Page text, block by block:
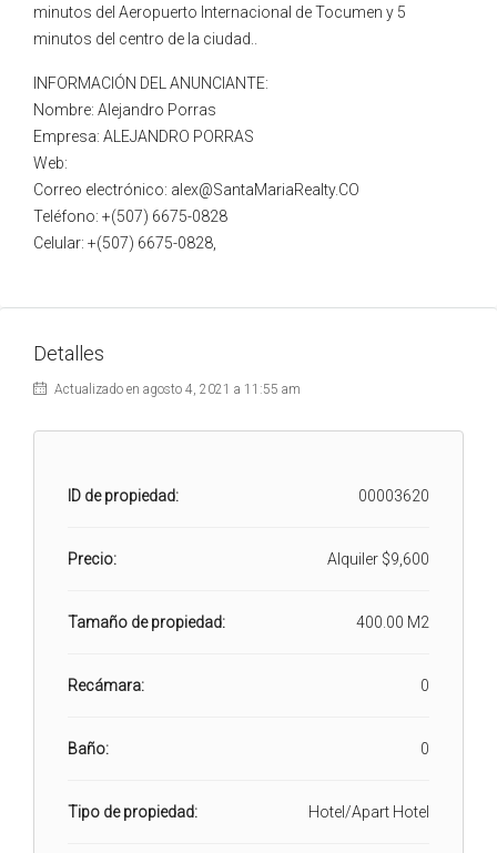
minutos del Aeropuerto Internacional de Tocumen y 5
minutos del centro de la ciudad..
INFORMACIÓN DEL ANUNCIANTE:
Nombre: Alejandro Porras
Empresa: ALEJANDRO PORRAS
Web:
Correo electrónico: alex@SantaMariaRealty.CO
Teléfono: +(507) 6675-0828
Celular: +(507) 6675-0828,
Detalles
Actualizado en agosto 4, 2021 a 11:55 am
ID de propiedad: 00003620
Precio: Alquiler $9,600
Tamaño de propiedad: 400.00 M2
Recámara: 0
Baño: 0
Tipo de propiedad: Hotel/Apart Hotel